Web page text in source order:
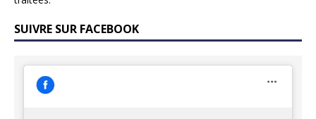
SUIVRE SUR FACEBOOK